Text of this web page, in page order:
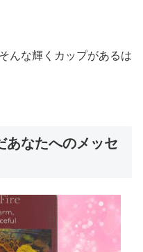
んな輝くカップがあるは
あなたへのメッセ